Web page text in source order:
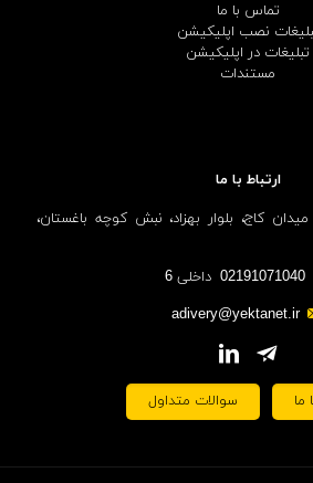
تماس با ما
نصب اپلیکیشن
تبلیغات در اپلیکیشن
مستندات
ارتباط با ما
میدان کاج، بلوار بهزاد، نبش کوچه باغستان،
adivery@yektanet.ir
ما سوالات متداول